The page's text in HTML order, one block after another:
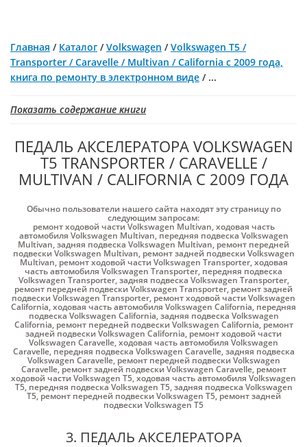
Главная / Каталог /Volkswagen /Volkswagen T5 /
Transporter / Caravelle / Multivan / California с 2009 года,
книга по ремонту в электронном виде / ...
Показать содержание книги
ПЕДАЛЬ АКСЕЛЕРАТОРА VOLKSWAGEN
T5 TRANSPORTER / CARAVELLE /
MULTIVAN / CALIFORNIA С 2009 ГОДА
Обычно пользователи нашего сайта находят эту страницу по
следующим запросам:
ремонт ходовой части Volkswagen Multivan,ходовая часть
автомобиля Volkswagen Multivan, передняя подвеска Volkswagen
Multivan,задняя подвеска Volkswagen Multivan, ремонт передней
подвески Volkswagen Multivan, ремонт задней подвески Volkswagen
Multivan, ремонт ходовой части Volkswagen Transporter,ходовая
часть автомобиля Volkswagen Transporter, передняя подвеска
Volkswagen Transporter,задняя подвеска Volkswagen Transporter,
ремонт передней подвески Volkswagen Transporter, ремонт задней
подвески Volkswagen Transporter, ремонт ходовой части Volkswagen
California,ходовая часть автомобиля Volkswagen California, передняя
подвеска Volkswagen California,задняя подвеска Volkswagen
California, ремонт передней подвески Volkswagen California, ремонт
задней подвески Volkswagen California, ремонт ходовой части
Volkswagen Caravelle,ходовая часть автомобиля Volkswagen
Caravelle, передняя подвеска Volkswagen Caravelle,задняя подвеска
Volkswagen Caravelle, ремонт передней подвески Volkswagen
Caravelle,ремонт задней подвески Volkswagen Caravelle, ремонт
ходовой части Volkswagen Т5,ходовая часть автомобиля Volkswagen
Т5, передняя подвеска Volkswagen Т5,задняя подвеска Volkswagen
Т5,ремонт передней подвески Volkswagen Т5, ремонт задней
подвески Volkswagen Т5
3. ПЕДАЛЬ АКСЕЛЕРАТОРА